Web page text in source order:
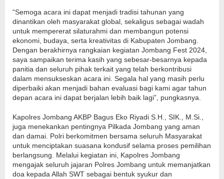
“Semoga acara ini dapat menjadi tradisi tahunan yang
dinantikan oleh masyarakat global, sekaligus sebagai wadah
untuk mempererat silaturahmi dan membangun potensi
ekonomi, budaya, serta kreativitas di Kabupaten Jombang.
Dengan berakhirnya rangkaian kegiatan Jombang Fest 2024,
saya sampaikan terima kasih yang sebesar-besarnya kepada
panitia dan seluruh pihak terkait yang telah berkontribusi
dalam mensukseskan acara ini. Segala hal yang masih perlu
diperbaiki akan menjadi bahan evaluasi bagi kami agar tahun
depan acara ini dapat berjalan lebih baik lagi”, pungkasnya.
Kapolres Jombang AKBP Bagus Eko Riyadi S.H., SIK., M.Si.,
juga menekankan pentingnya Pilkada Jombang yang aman
dan damai. Polri berkomitmen bersama seluruh Masyarakat
untuk menciptakan suasana kondusif selama proses pemilihan
berlangsung. Melalui kegiatan ini, Kapolres Jombang
mengajak seluruh jajaran Polres Jombang untuk memanjatkan
doa kepada Allah SWT sebagai bentuk syukur dan